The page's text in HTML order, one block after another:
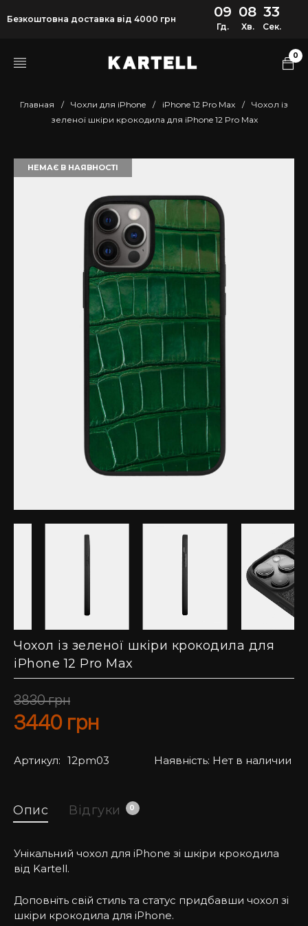
Безкоштовна доставка від 4000 грн 09
Гд.
08
Хв.
33
Сек.
0
Главная / Чохли для iPhone / iPhone 12 Pro Max /
Чохол із
зеленої шкіри крокодила для iPhone 12 Pro Max
НЕМАЄ В НАЯВНОСТІ
Чохол із зеленої шкіри крокодила для
iPhone 12 Pro Max
3830грн
3440 грн
Артикул: 12pm03 Наявність: Нет в наличии
Опис Відгуки 0
Унікальний чохол для iPhone зі шкіри крокодила
від Kartell.
Доповніть свій стиль та статус придбавши чохол зі
шкіри крокодила для iPhone.